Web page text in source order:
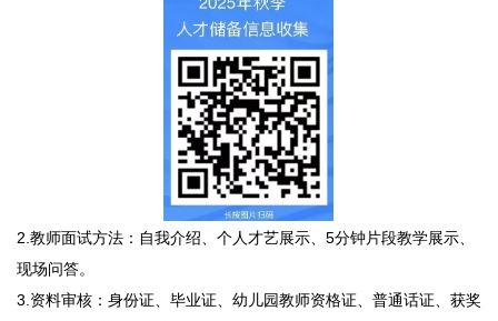
2.教师面试方法：自我介绍、个人才艺展示、5分钟片段教学展示、
现场问答。
3.资料审核：身份证、毕业证、幼儿园教师资格证、普通话证、获奖